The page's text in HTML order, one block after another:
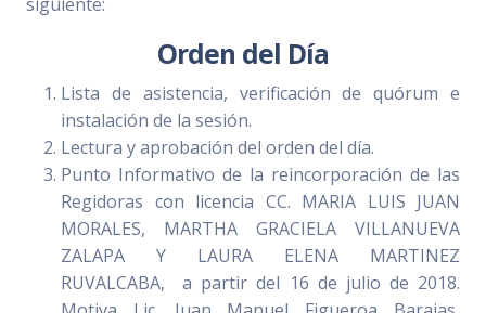
Orden del Día
Lista de asistencia, verificación de quórum e
instalación de la sesión.
Lectura y aprobación del orden del día.
Punto Informativo de la reincorporación de las
Regidoras con licencia CC. MARIA LUIS JUAN
MORALES, MARTHA GRACIELA VILLANUEVA
ZALAPA Y LAURA ELENA MARTINEZ
RUVALCABA, a partir del 16 de julio de 2018.